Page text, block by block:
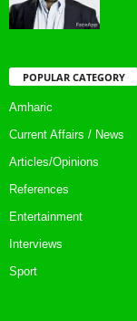
POPULAR CATEGORY
Amharic
Current Affairs / News
Articles/Opinions
References
Entertainment
Interviews
Sport